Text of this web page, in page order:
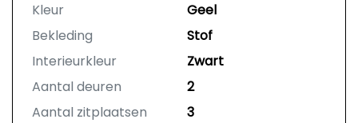
Kleur
Geel
Bekleding
Stof
Interieurkleur
Zwart
Aantal deuren
2
Aantal zitplaatsen
3